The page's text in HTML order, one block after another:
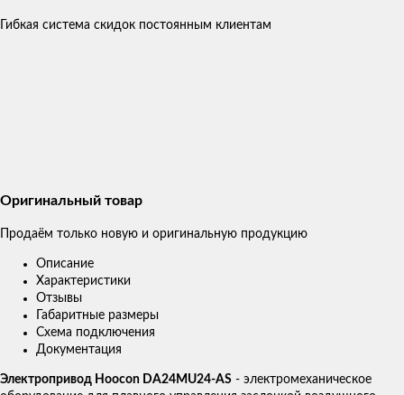
Гибкая система скидок постоянным клиентам
Оригинальный товар
Продаём только новую и оригинальную продукцию
Описание
Характеристики
Отзывы
Габаритные размеры
Схема подключения
Документация
Электропривод Hoocon DA24MU24-AS - электромеханическое